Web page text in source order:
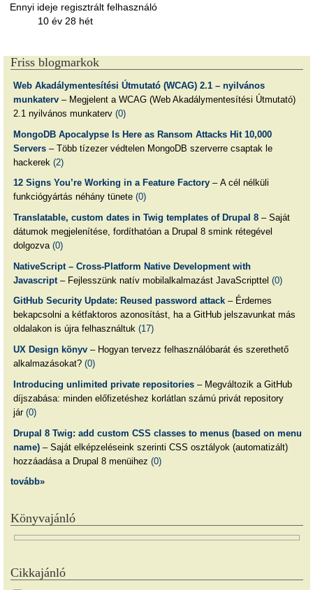
Ennyi ideje regisztrált felhasználó
10 év 28 hét
Friss blogmarkok
Web Akadálymentesítési Útmutató (WCAG) 2.1 – nyilvános
munkaterv– Megjelent a WCAG (Web Akadálymentesítési Útmutató)
2.1 nyilvános munkaterv (0)
MongoDB Apocalypse Is Here as Ransom Attacks Hit 10,000
Servers– Több tízezer védtelen MongoDB szerverre csaptak le
hackerek (2)
12 Signs You’re Working in a Feature Factory– A cél nélküli
funkciógyártás néhány tünete (0)
Translatable, custom dates in Twig templates of Drupal 8– Saját
dátumok megjelenítése, fordíthatóan a Drupal 8 smink rétegével
dolgozva (0)
NativeScript – Cross-Platform Native Development with
Javascript– Fejlesszünk natív mobilalkalmazást JavaScripttel (0)
GitHub Security Update: Reused password attack– Érdemes
bekapcsolni a kétfaktoros azonosítást, ha a GitHub jelszavunkat más
oldalakon is újra felhasználtuk (17)
UX Design könyv– Hogyan tervezz felhasználóbarát és szerethető
alkalmazásokat? (0)
Introducing unlimited private repositories– Megváltozik a GitHub
díjszabása: minden előfizetéshez korlátlan számú privát repository
jár (0)
Drupal 8 Twig: add custom CSS classes to menus (based on menu
name)– Saját elképzeléseink szerinti CSS osztályok (automatizált)
hozzáadása a Drupal 8 menüihez (0)
tovább»
Könyvajánló
Cikkajánló